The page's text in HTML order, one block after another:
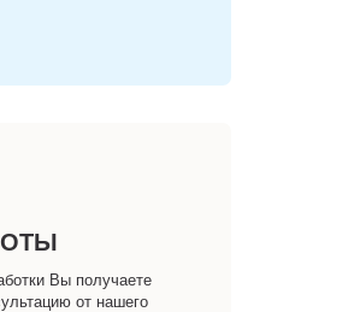
Вы получаете
от нашего